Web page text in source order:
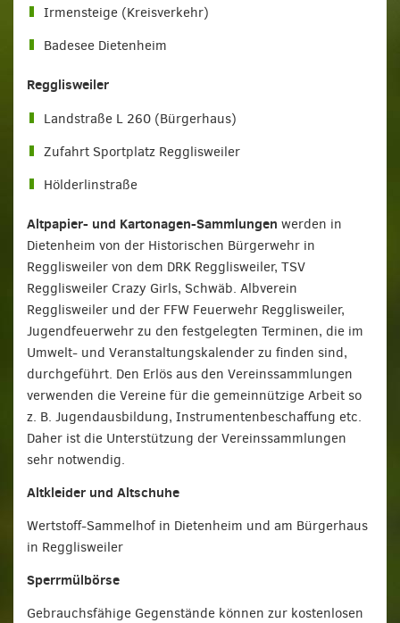
Irmensteige (Kreisverkehr)
Badesee Dietenheim
Regglisweiler
Landstraße L 260 (Bürgerhaus)
Zufahrt Sportplatz Regglisweiler
Hölderlinstraße
Altpapier- und Kartonagen-Sammlungen werden in
Dietenheim von der Historischen Bürgerwehr in
Regglisweiler von dem DRK Regglisweiler, TSV
Regglisweiler Crazy Girls, Schwäb. Albverein
Regglisweiler und der FFW Feuerwehr Regglisweiler,
Jugendfeuerwehr zu den festgelegten Terminen, die im
Umwelt- und Veranstaltungskalender zu finden sind,
durchgeführt. Den Erlös aus den Vereinssammlungen
verwenden die Vereine für die gemeinnützige Arbeit so
z. B. Jugendausbildung, Instrumentenbeschaffung etc.
Daher ist die Unterstützung der Vereinssammlungen
sehr notwendig.
Altkleider und Altschuhe
Wertstoff-Sammelhof in Dietenheim und am Bürgerhaus
in Regglisweiler
Sperrmülbörse
Gebrauchsfähige Gegenstände können zur kostenlosen